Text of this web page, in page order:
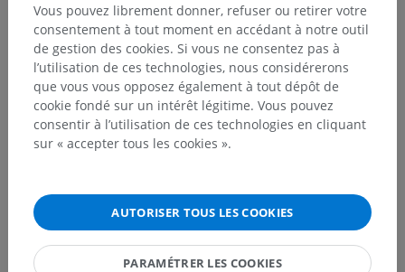
Hiérarchie anatomique
Anatomie vétérinaire
Splanchnologie
Canal alimentaire
Vous pouvez librement donner, refuser ou retirer votre
consentement à tout moment en accédant à notre outil
de gestion des cookies. Si vous ne consentez pas à
l’utilisation de ces technologies, nous considérerons
que vous vous opposez également à tout dépôt de
cookie fondé sur un intérêt légitime. Vous pouvez
consentir à l’utilisation de ces technologies en cliquant
sur « accepter tous les cookies ».
AUTORISER TOUS LES COOKIES
PARAMÉTRER LES COOKIES